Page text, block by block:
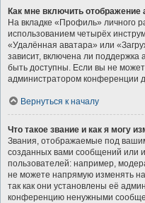
Как мне включить отображение
На вкладке «Профиль» личного
использованием четырёх
«Удалённая аватара» или
зависит, включена ли поддержка
быть доступны. Если вы не
администратором конференции
Вернуться к началу
Что такое звание и как я могу
Звания, отображаемые под
созданных вами сообщений или
пользователей: например,
не можете напрямую изменять
так как они установлены её
конференцию ненужными